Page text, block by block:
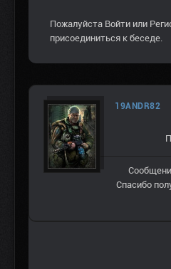
Пожалуйста Войти или
присоединиться к беседе.
19ANDR82
Спасибо